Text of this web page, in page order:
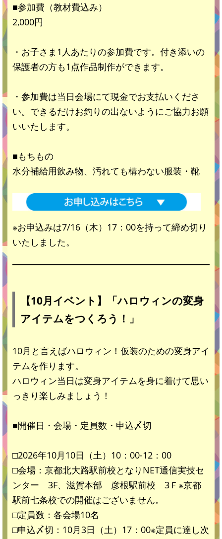
■参加費（教材費込み）
2,000円
・お子さま1人あたりの参加費です。付き添いの
保護者の方も1点作品制作ができます。
・参加費は当日会場にて現金でお支払いくださ
い。できるだけお釣りの出ないようにご協力お願
いいたします。
■もちもの
水分補給用飲み物、汚れても構わない服装・靴
※お申込みは7/16（木）17：00を持って締め切り
いたしました。
【10月イベント】
「ハロウィンの変身
アイテムをつくろう！」
10月と言えばハロウィン！仮装のための変身アイ
テムを作ります。
ハロウィン当日は変身アイテムを身に着けて思い
っきり楽しみましょう！
■開催日・会場・定員数・申込〆切
□2026年10月10日（土）10：00-12：00
□会場：京都北大路駅前校となりNET通信実技セ
ンター 3F、滋賀本部 彦根駅前校 3Ｆ※京都
駅前七条校での開催はございません。
□定員数：各会場10名
□申込〆切：10月3日（土）17：00※定員に達し次